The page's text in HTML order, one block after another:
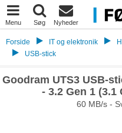
Menu Søg Nyheder
Forside IT og elektronik
USB-stick
Goodram UTS3 USB-
- 3.2 Gen 1 (3.1
60 MB/s -